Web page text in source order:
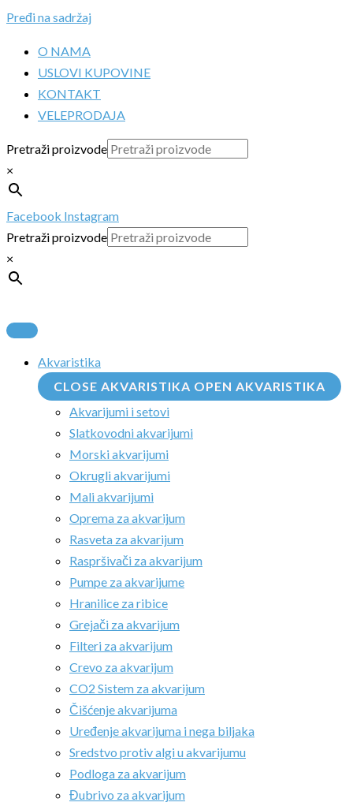
Pređi na sadržaj
O NAMA
USLOVI KUPOVINE
KONTAKT
VELEPRODAJA
Pretraži proizvode
×
Facebook Instagram
Pretraži proizvode
×
Akvaristika
CLOSE AKVARISTIKA OPEN AKVARISTIKA
Akvarijumi i setovi
Slatkovodni akvarijumi
Morski akvarijumi
Okrugli akvarijumi
Mali akvarijumi
Oprema za akvarijum
Rasveta za akvarijum
Raspršivači za akvarijum
Pumpe za akvarijume
Hranilice za ribice
Grejači za akvarijum
Filteri za akvarijum
Crevo za akvarijum
CO2 Sistem za akvarijum
Čišćenje akvarijuma
Uređenje akvarijuma i nega biljaka
Sredstvo protiv algi u akvarijumu
Podloga za akvarijum
Đubrivo za akvarijum